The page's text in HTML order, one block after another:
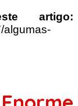
artigo:
algumas-